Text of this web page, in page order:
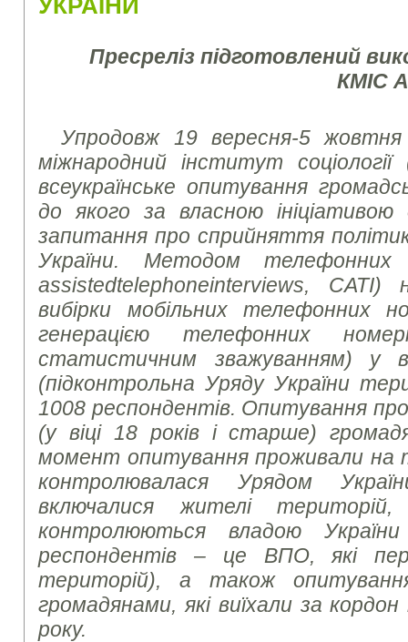
УКРАЇНИ
Пресреліз підготовлений
КМІС
Упродовж 19 вересня-5 жовтня
міжнародний інститут
всеукраїнське опитування
до якого за власною ініціативою
запитання про сприйняття
України. Методом телефонних
assistedtelephoneinterviews, CATI)
вибірки мобільних телефонних
генерацією телефонних
статистичним зважуванням) у
(підконтрольна Уряду України
1008 респондентів. Опитування
(у віці 18 років і старше)
момент опитування проживали на
контролювалася Урядом
включалися жителі
контролюються владою
респондентів – це ВПО, які
територій), а також
громадянами, які виїхали за
року.